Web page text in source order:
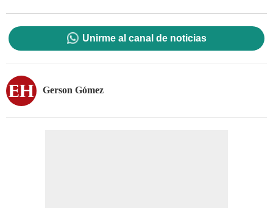
Unirme al canal de noticias
Gerson Gómez